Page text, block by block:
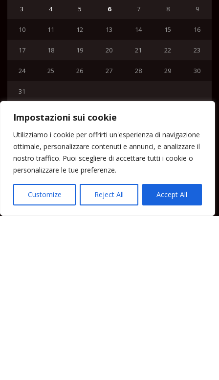
Impostazioni sui cookie
Utilizziamo i cookie per offrirti un'esperienza di navigazione
ottimale, personalizzare contenuti e annunci, e analizzare il
nostro traffico. Puoi scegliere di accettare tutti i cookie o
personalizzare le tue preferenze.
Customize Reject All Accept All
3 4 5 6 7 8 9
10 11 12 13 14 15 16
17 18 19 20 21 22 23
24 25 26 27 28 29 30
31
Home
Lipari News
Cronaca Lipari
Politica Lipari
Cultura Lipari